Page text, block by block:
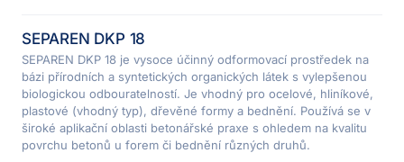
SEPAREN DKP 18
SEPAREN DKP 18 je vysoce účinný odformovací prostředek na
bázi přírodních a syntetických organických látek s vylepšenou
biologickou odbouratelností. Je vhodný pro ocelové, hliníkové,
plastové (vhodný typ), dřevěné formy a bednění. Používá se v
široké aplikační oblasti betonářské praxe s ohledem na kvalitu
povrchu betonů u forem či bednění různých druhů.